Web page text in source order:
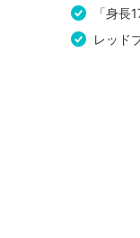
「身長
レッド